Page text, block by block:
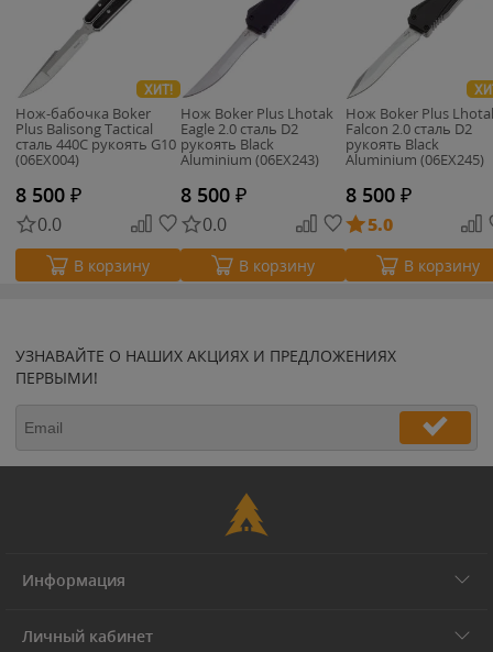
ХИТ!
Нож-бабочка Boker
Plus Balisong Tactical
сталь 440C рукоять G10
(06EX004)
8 500 ₽
0.0
В корзину
Нож Boker Plus Lhotak
Eagle 2.0 сталь D2
рукоять Black
Aluminium (06EX243)
8 500 ₽
0.0
В корзину
Нож Boker Plus
Falcon 2.0 сталь D2
рукоять Black
Aluminium (06EX245)
8 500 ₽
5.0
В корзину
УЗНАВАЙТЕ О НАШИХ АКЦИЯХ И ПРЕДЛОЖЕНИЯХ
ПЕРВЫМИ!
Информация
Личный кабинет